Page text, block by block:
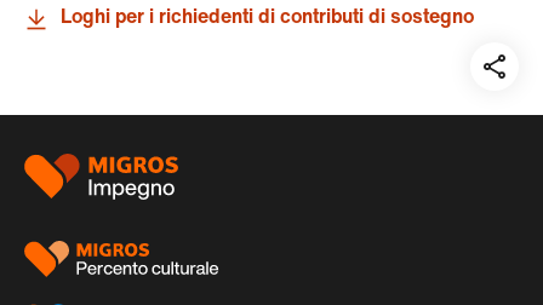
Loghi per i richiedenti di contributi di sostegno
auf:
Piè
pagina